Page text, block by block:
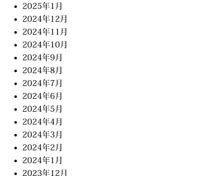
2025年1月
2024年12月
2024年11月
2024年10月
2024年9月
2024年8月
2024年7月
2024年6月
2024年5月
2024年4月
2024年3月
2024年2月
2024年1月
2023年12月